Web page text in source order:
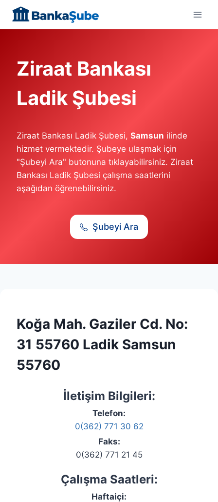
content
Ziraat Bankası
Ladik Şubesi
Ziraat Bankası Ladik Şubesi, Samsun ilinde
hizmet vermektedir. Şubeye ulaşmak için
"Şubeyi Ara" butonuna tıklayabilirsiniz. Ziraat
Bankası Ladik Şubesi çalışma saatlerini
aşağıdan öğrenebilirsiniz.
Şubeyi Ara
Koğa Mah. Gaziler Cd. No:
31 55760 Ladik Samsun
55760
İletişim Bilgileri:
Telefon:
0(362) 771 30 62
Faks:
0(362) 771 21 45
Çalışma Saatleri:
Haftaiçi: